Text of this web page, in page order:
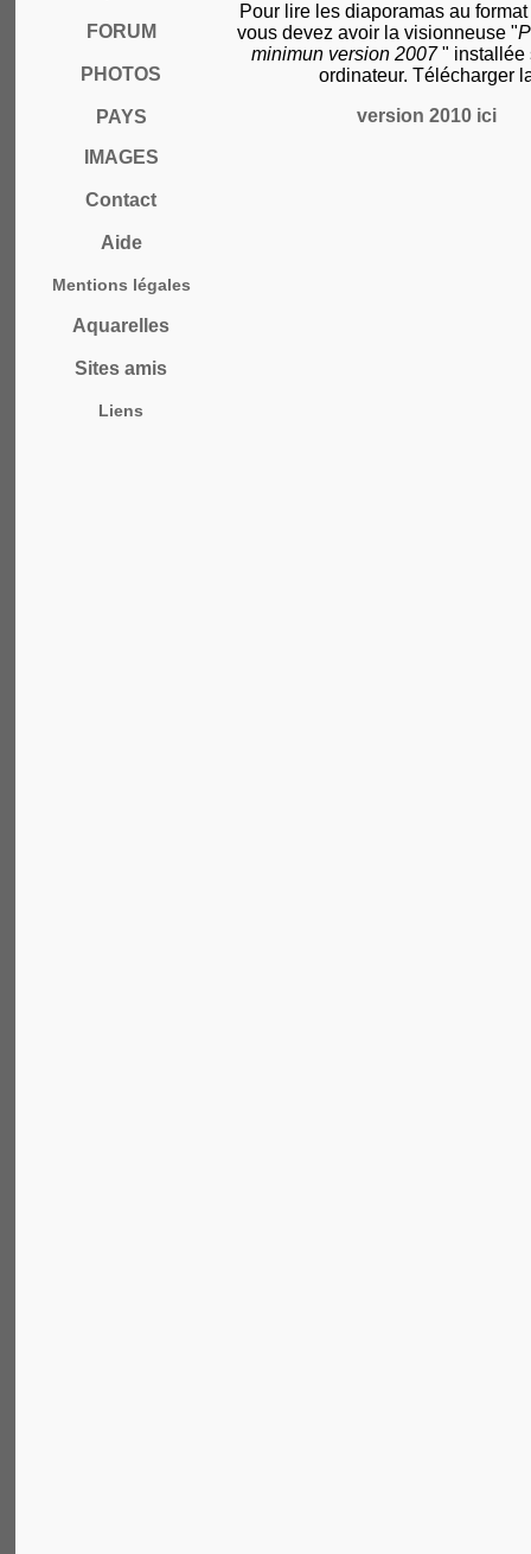
FORUM
PHOTOS
PAYS
IMAGES
Contact
Aide
Mentions légales
Aquarelles
Sites amis
Liens
Pour lire les diaporamas au
vous devez avoir la visionneuse "
minimun version 2007" installée
ordinateur. Télécharger
version 2010 ici